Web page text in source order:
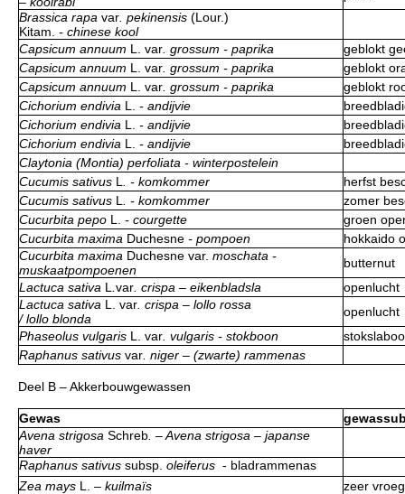
Brassica rapa var . pekinensis (Lour.)
Kitam. - chinese kool
Capsicum annuum L. var . grossum - paprika
geblokt
Capsicum annuum L. var . grossum - paprika
geblokt
Capsicum annuum L. var . grossum - paprika
geblokt
Cichorium endivia L. - andijvie
Cichorium endivia L. - andijvie
Cichorium endivia L. - andijvie
Claytonia (Montia) perfoliata - winterpostelein
Cucumis sativus L . - komkommer
herfst
Cucumis sativus L . - komkommer
zomer
Cucurbita pepo L. - courgette
groen
Cucurbita maxima Duchesne - pompoen
hokkaido
Cucurbita maxima Duchesne var. moschata -
muskaatpompoenen
butternut
Lactuca sativa L var . crispa – eikenbladsla
openlucht
Lactuca sativa L. var . crispa – lollo rossa
/ lollo blonda
openlucht
Phaseolus vulgaris L. var . vulgaris - stokboon
Raphanus sativus var . niger – (zwarte) rammenas
Deel B – Akkerbouwgewassen
Gewas
Avena strigosa Schreb . – Avena strigosa – japanse
haver
Raphanus sativus subsp. oleiferus - bladrammenas
Zea mays L. – kuilmaïs
zeer